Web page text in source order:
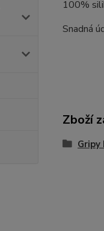
100%
Snadná
Zboží
Gripy